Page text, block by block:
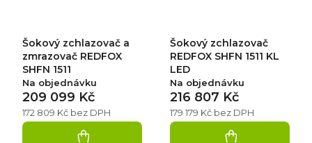
Šokový zchlazovač a
zmrazovač REDFOX
SHFN 1511
Na objednávku
172 809 Kč bez DPH
209 099 Kč
Šokový zchlazovač
REDFOX SHFN 1511 KL
LED
Na objednávku
179 179 Kč bez DPH
216 807 Kč